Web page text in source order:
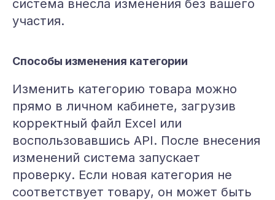
система внесла изменения без вашего
участия.
Способы изменения категории
Изменить категорию товара можно
прямо в личном кабинете, загрузив
корректный файл Excel или
воспользовавшись API. После внесения
изменений система запускает
проверку. Если новая категория не
соответствует товару, он может быть